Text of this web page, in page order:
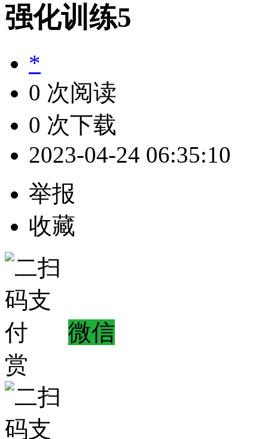
强化训练5
*
0 次阅读
0 次下载
2023-04-24 06:35:10
举报
收藏
微信
赏